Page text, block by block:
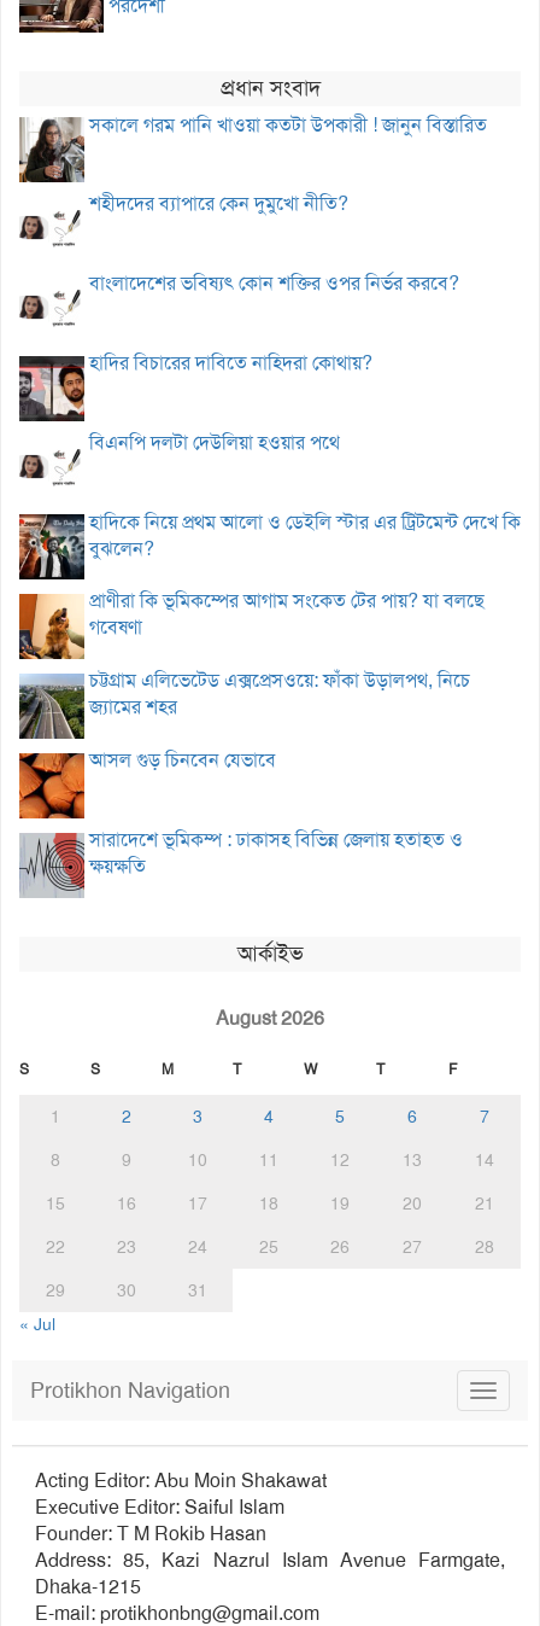
পরদেশী
প্রধান সংবাদ
সকালে গরম পানি খাওয়া কতটা উপকারী ! জানুন বিস্তারিত
শহীদদের ব্যাপারে কেন দুমুখো নীতি?
বাংলাদেশের ভবিষ্যৎ কোন শক্তির ওপর নির্ভর করবে?
হাদির বিচারের দাবিতে নাহিদরা কোথায়?
বিএনপি দলটা দেউলিয়া হওয়ার পথে
হাদিকে নিয়ে প্রথম আলো ও ডেইলি স্টার এর ট্রিটমেন্ট দেখে কি
বুঝলেন?
প্রাণীরা কি ভূমিকম্পের আগাম সংকেত টের পায়? যা বলছে
গবেষণা
চট্টগ্রাম এলিভেটেড এক্সপ্রেসওয়ে: ফাঁকা উড়ালপথ, নিচে
জ্যামের শহর
আসল গুড় চিনবেন যেভাবে
সারাদেশে ভূমিকম্প : ঢাকাসহ বিভিন্ন জেলায় হতাহত ও
ক্ষয়ক্ষতি
আর্কাইভ
August 2026
S S M T W T F
1 2 3 4 5 6
7
8
9 10 11 12 13
14
15
16 17 18 19 20
21
22
23 24 25 26 27
28
29
30
31
« Jul
Toggle
Protikhon Navigation
Acting Editor: Abu Moin Shakawat
Executive Editor: Saiful Islam
Founder: T M Rokib Hasan
Address: 85, Kazi Nazrul Islam Avenue Farmgate,
Dhaka-1215
E-mail:protikhonbng@gmail.com